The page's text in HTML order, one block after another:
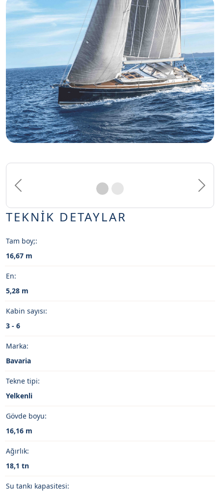
Previous Next
TEKNİK DETAYLAR
Tam boy;:
16,67 m
En:
5,28 m
Kabin sayısı:
3 - 6
Marka:
Bavaria
Tekne tipi:
Yelkenli
Gövde boyu:
16,16 m
Ağırlık:
18,1 tn
Su tankı kapasitesi: